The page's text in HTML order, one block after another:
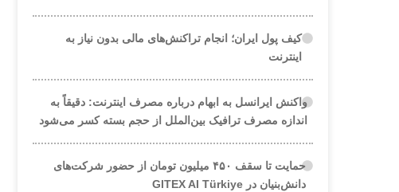
کیف پول ایران؛ انجام تراکنش‌های مالی بدون نیاز به
اینترنت
واکنش ایرانسل به ابهام درباره مصرف اینترنت: دقیقاً به
اندازه مصرف ترافیک بین‌الملل از حجم بسته کسر می‌شود
حمایت تا سقف ۴۵۰ میلیون تومان از حضور شرکت‌های
دانش‌بنیان در GITEX AI Türkiye